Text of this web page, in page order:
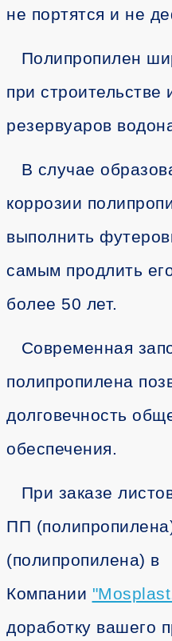
не портятся и не
Полипропилен
при строительстве
резервуаров
В случае
коррозии
выполнить
самым продлить
более 50 лет.
Современная
полипропилена
долговечность
обеспечения.
При заказе
ПП
(полипропилена) в
Компании "
доработку вашего